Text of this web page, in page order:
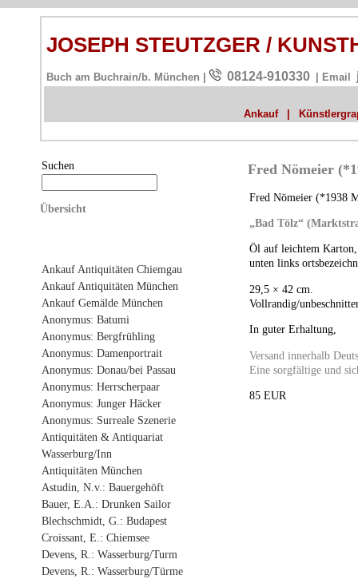
JOSEPH STEUTZGER /
Buch am Buchrain/b. München | 08124-910330 | Email
Ankauf
Suchen
Übersicht
Ankauf Antiquitäten Chiemgau
Ankauf Antiquitäten München
Ankauf Gemälde München
Anonymus: Batumi
Anonymus: Bergfrühling
Anonymus: Damenportrait
Anonymus: Donau/bei Passau
Anonymus: Herrscherpaar
Anonymus: Junger Häcker
Anonymus: Surreale Szenerie
Antiquitäten & Antiquariat
Wasserburg/Inn
Antiquitäten München
Astudin, N.v.: Bauergehöft
Bauer, E.A.: Drunken Sailor
Blechschmidt, G.: Budapest
Croissant, E.: Chiemsee
Devens, R.: Wasserburg/Turm
Devens, R.: Wasserburg/Türme
Fred Nömeier
Fred Nömeier (*1938
„Bad Tölz“
Öl auf leichtem Karton,
unten links
29,5 × 42 cm.
Vollrandig/
In guter Erhaltung,
Versand innerhalb
Eine sorgfältige und
85 EUR